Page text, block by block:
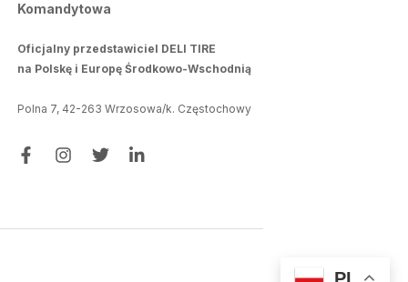
Komandytowa
Oficjalny przedstawiciel DELI TIRE
na Polskę i Europę Środkowo-Wschodnią
Polna 7, 42-263 Wrzosowa/k. Częstochowy